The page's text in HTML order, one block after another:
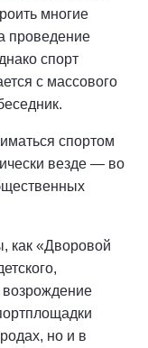
многие
проведение
спорт
с массового
спортом
везде — во
как «Дворовой
возрождение
но и в